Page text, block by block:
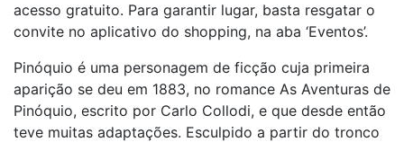
acesso gratuito. Para garantir lugar, basta resgatar o
convite no aplicativo do shopping, na aba ‘Eventos’.
Pinóquio é uma personagem de ficção cuja primeira
aparição se deu em 1883, no romance As Aventuras de
Pinóquio, escrito por Carlo Collodi, e que desde então
teve muitas adaptações. Esculpido a partir do tronco